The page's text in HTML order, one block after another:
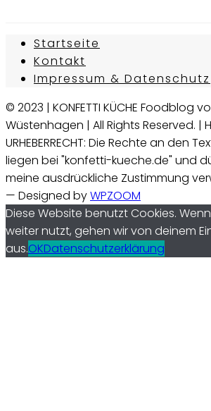
Startseite
Kontakt
Impressum & Datenschutz
© 2023 | KONFETTI KÜCHE Foodblog
Wüstenhagen | All Rights Reserved. |
URHEBERRECHT: Die Rechte an den
liegen bei "konfetti-kueche.de" und
meine ausdrückliche Zustimmung
— Designed byWPZOOM
Diese Website benutzt Cookies.
weiter nutzt, gehen wir von deinem
aus.OKDatenschutzerklärung